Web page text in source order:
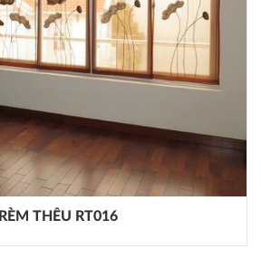
RÈM THÊU RT016